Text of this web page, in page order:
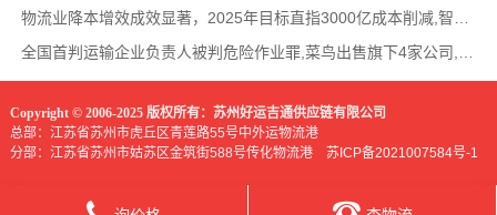
物流业降本增效成效显著，2025年目标直指3000亿成本削减,智慧物流引领行业变革，网络货运平
全国首判运输企业负责人被判危险作业罪,菜鸟出售旗下4家公司,MSC旗下一大型集装箱船被伊朗
Copyright © 2006-2025 版权所有：苏州好运吉通供应链有限公司
总部：江苏省苏州市虎丘区青莲路55号中外运物流港
分部：江苏省苏州市姑苏区金筑街588号传化物流港 苏ICP备2021007584号-1